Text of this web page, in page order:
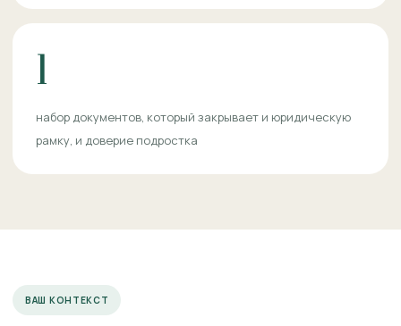
1
набор документов, который закрывает и юридическую
рамку, и доверие подростка
ВАШ КОНТЕКСТ